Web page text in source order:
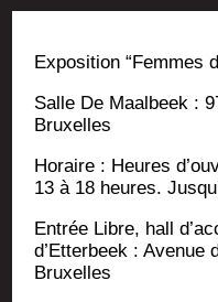
Expo­si­tion “Femmes
Salle De Maal­beek :
Bruxelles
Horaire : Heures
13 à 18 heures.
Entrée Libre, hall
d’Etterbeek : Ave­nue
Bruxelles